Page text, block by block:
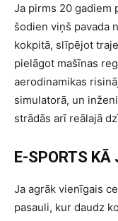
Ja pirms 20 gadiem
šodien viņš pavada
kokpitā, slīpējot
pielāgot mašīnas
aerodinamikas
simulatorā, un
strādās arī reālajā
E-SPORTS KĀ
Ja agrāk vienīgais
pasauli, kur daudz